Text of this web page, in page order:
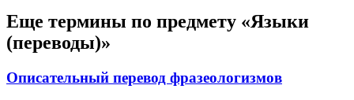
Еще термины по предмету «Языки
(переводы)»
Описательный перевод фразеологизмов